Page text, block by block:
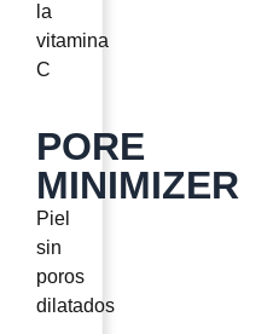
la
vitamina
C
PORE
MINIMIZER
Piel
sin
poros
dilatados